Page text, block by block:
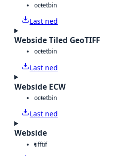
octetbin
Last ned
Webside Tiled GeoTIFF
octetbin
Last ned
Webside ECW
octetbin
Last ned
Webside
tifftif